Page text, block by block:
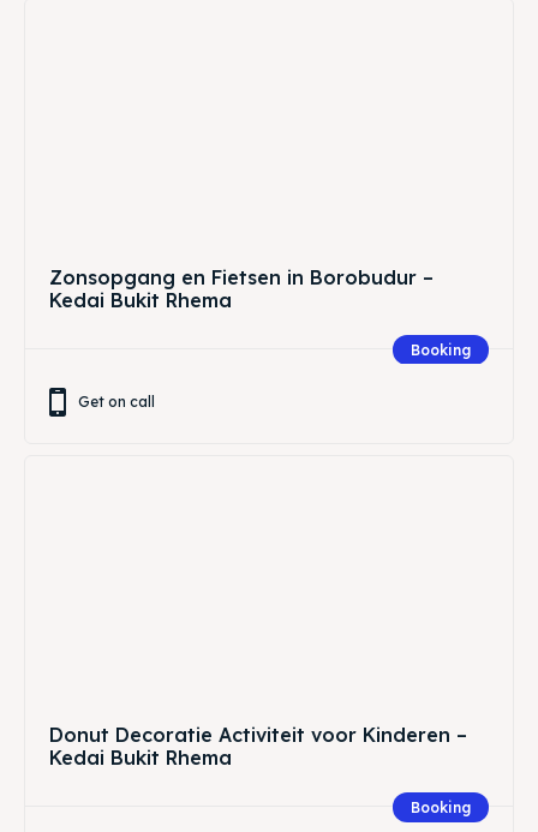
Zonsopgang en Fietsen in Borobudur –
Kedai Bukit Rhema
Booking
Get on call
Donut Decoratie Activiteit voor Kinderen –
Kedai Bukit Rhema
Booking